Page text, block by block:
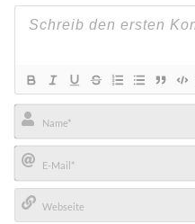
Name*
E-
Mail*